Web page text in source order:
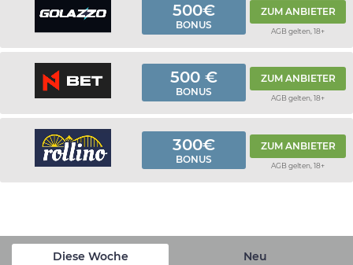
500€
BONUS
ZUM ANBIETER
AGB gelten, 18+
500 €
BONUS
ZUM ANBIETER
AGB gelten, 18+
300€
BONUS
ZUM ANBIETER
AGB gelten, 18+
Diese Woche Neu